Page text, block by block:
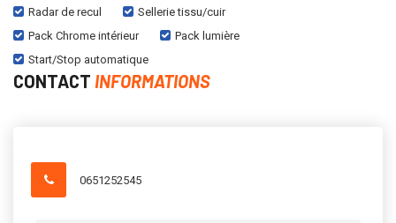
Radar de recul
Sellerie tissu/cuir
Pack Chrome intérieur
Pack lumière
Start/Stop automatique
CONTACT INFORMATIONS
0651252545